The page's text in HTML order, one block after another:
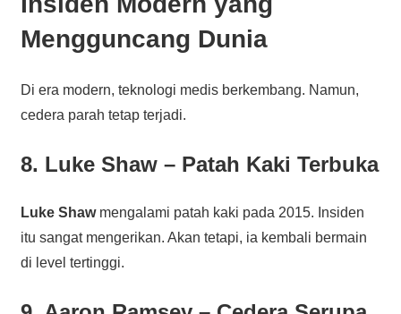
Mengguncang Dunia
Di era modern, teknologi medis berkembang. Namun,
cedera parah tetap terjadi.
8. Luke Shaw – Patah Kaki Terbuka
Luke Shawmengalami patah kaki pada 2015. Insiden
itu sangat mengerikan. Akan tetapi, ia kembali bermain
di level tertinggi.